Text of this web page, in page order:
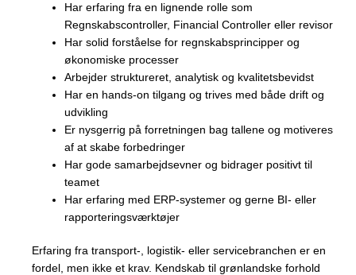
Har erfaring fra en lignende rolle som
Regnskabscontroller, Financial Controller eller revisor
Har solid forståelse for regnskabsprincipper og
økonomiske processer
Arbejder struktureret, analytisk og kvalitetsbevidst
Har en hands-on tilgang og trives med både drift og
udvikling
Er nysgerrig på forretningen bag tallene og motiveres
af at skabe forbedringer
Har gode samarbejdsevner og bidrager positivt til
teamet
Har erfaring med ERP-systemer og gerne BI- eller
rapporteringsværktøjer
Erfaring fra transport-, logistik- eller servicebranchen er en
fordel, men ikke et krav. Kendskab til grønlandske forhold